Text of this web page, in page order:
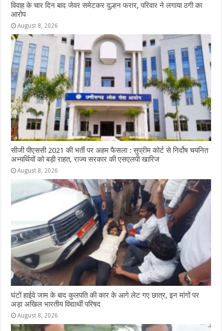
विवाह के चार दिन बाद जेवर समेटकर दुल्हन फरार, परिवार ने लगाया ठगी का
आरोप
August 8, 2026
सीजी पीएससी 2021 की भर्ती पर अहम फैसला : सुप्रीम कोर्ट से निर्दोष चयनित
अभ्यर्थियों को बड़ी राहत, राज्य सरकार की एसएलपी खारिज
August 8, 2026
घंटों हाईवे जाम के बाद कुलपति की कार के आगे लेट गए छात्र, इन मांगों पर
अड़ा अखिल भारतीय विद्यार्थी परिषद
August 8, 2026